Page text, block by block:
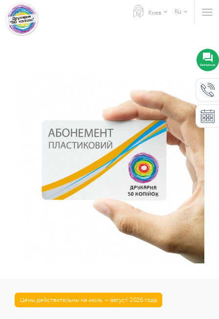
Киев Ru
Цены действительны на июль — август 2026 года
Связаться